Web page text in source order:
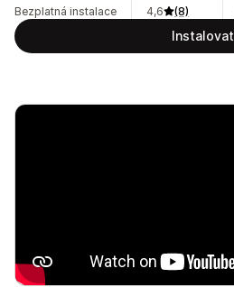
Bezplatná instalace
4,6
(8)
Instalovat